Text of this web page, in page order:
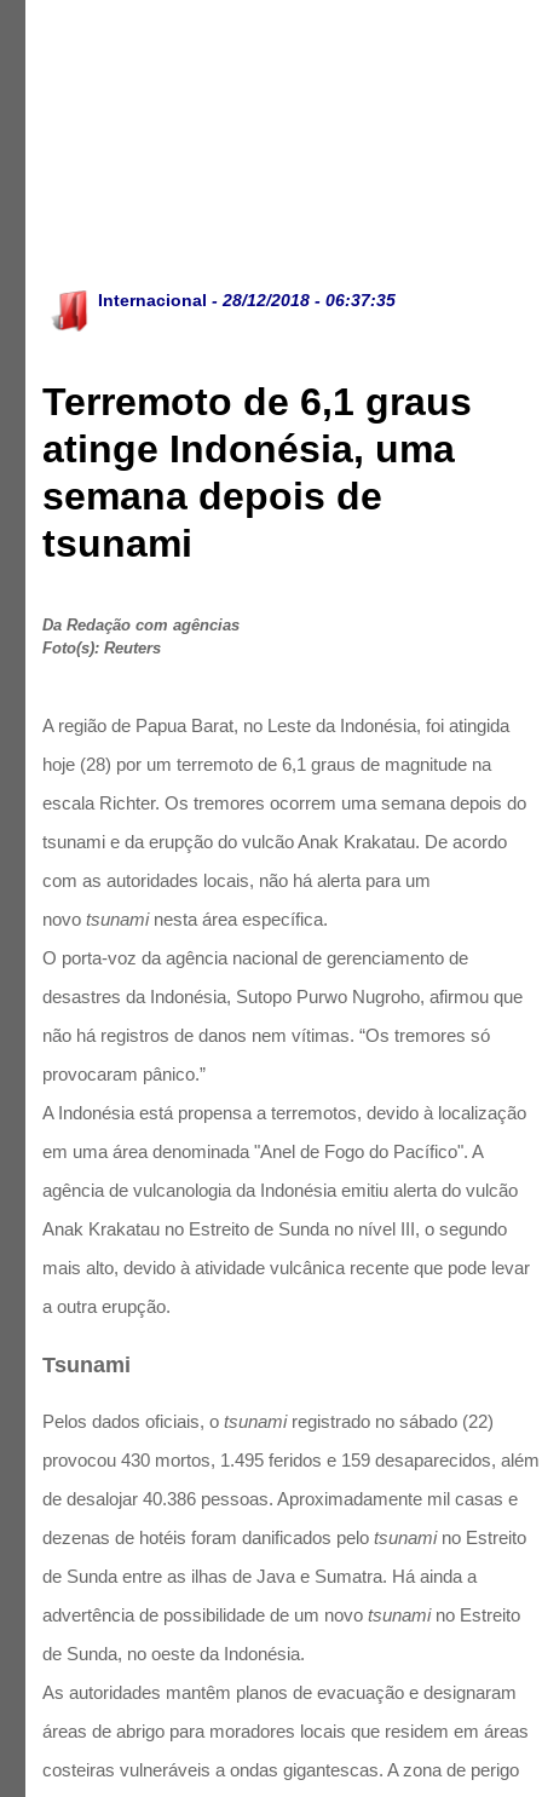
Internacional - 28/12/2018 - 06:37:35
Terremoto de 6,1 graus
atinge Indonésia, uma
semana depois de
tsunami
Da Redação com agências
Foto(s): Reuters
A região de Papua Barat, no Leste da Indonésia, foi atingida
hoje (28) por um terremoto de 6,1 graus de magnitude na
escala Richter. Os tremores ocorrem uma semana depois do
tsunami e da erupção do vulcão Anak Krakatau. De acordo
com as autoridades locais, não há alerta para um
novotsunami nesta área específica.
O porta-voz da agência nacional de gerenciamento de
desastres da Indonésia, Sutopo Purwo Nugroho, afirmou que
não há registros de danos nem vítimas. “Os tremores só
provocaram pânico.”
A Indonésia está propensa a terremotos, devido à localização
em uma área denominada "Anel de Fogo do Pacífico". A
agência de vulcanologia da Indonésia emitiu alerta do vulcão
Anak Krakatau no Estreito de Sunda no nível III, o segundo
mais alto, devido à atividade vulcânica recente que pode levar
a outra erupção.
Tsunami
Pelos dados oficiais, otsunami registrado no sábado (22)
provocou 430 mortos, 1.495 feridos e 159 desaparecidos, além
de desalojar 40.386 pessoas. Aproximadamente mil casas e
dezenas de hotéis foram danificados pelotsunamino Estreito
de Sunda entre as ilhas de Java e Sumatra. Há ainda a
advertência de possibilidade de um novotsunamino Estreito
de Sunda, no oeste da Indonésia.
As autoridades mantêm planos de evacuação e designaram
áreas de abrigo para moradores locais que residem em áreas
costeiras vulneráveis ​​a ondas gigantescas. A zona de perigo